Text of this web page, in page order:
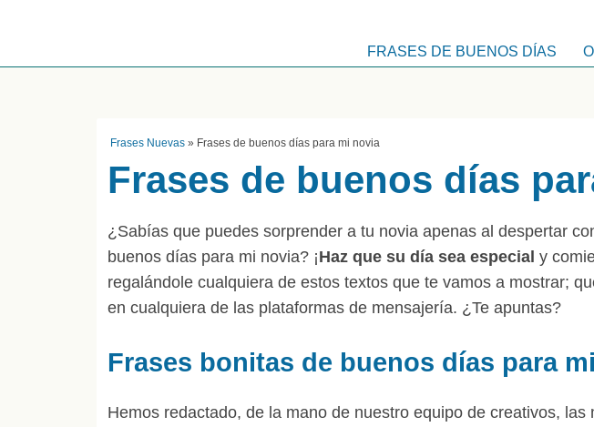
FRASES DE BUENOS DÍAS
Frases Nuevas » Frases de buenos días para mi novia
Frases de buenos días
¿Sabías que puedes sorprender a tu novia apenas al despertar
buenos días para mi novia? ¡Haz que su día sea especial y
regalándole cualquiera de estos textos que te vamos a mostrar;
en cualquiera de las plataformas de mensajería. ¿Te apuntas?
Frases bonitas de buenos días para
Hemos redactado, de la mano de nuestro equipo de creativos, las